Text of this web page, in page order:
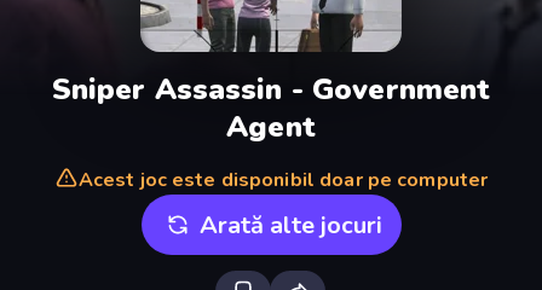
Sniper Assassin - Government
Agent
Acest joc este disponibil doar pe computer
Arată alte jocuri